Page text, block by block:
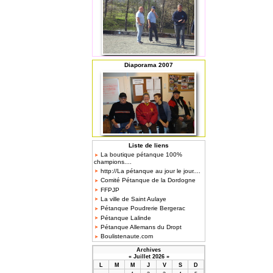
Diaporama 2007
Liste de liens
La boutique pétanque 100%
champions....
http://La pétanque au jour le jour....
Comité Pétanque de la Dordogne
FFPJP
La ville de Saint Aulaye
Pétanque Poudrerie Bergerac
Pétanque Lalinde
Pétanque Allemans du Dropt
Boulistenaute.com
Archives
« Juillet 2026 »
M M J V S
D